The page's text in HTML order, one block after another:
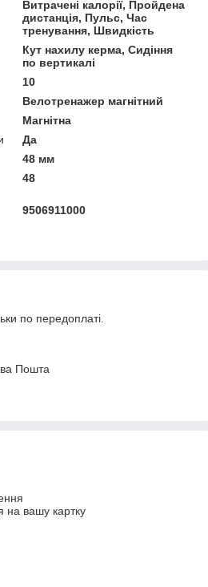
Витрачені калорії, Пройдена
дистанція, Пульс, Час
тренування, Швидкість
Кут нахилу керма, Сидіння
по вертикалі
10
Велотренажер магнітний
Магнітна
Да
48 мм
48
9506911000
по передоплаті.
Пошта
на вашу картку